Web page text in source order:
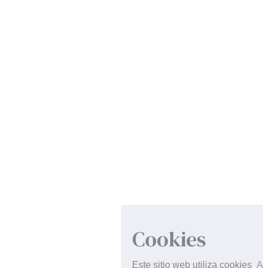
Cookies
Este sitio web utiliza cookies